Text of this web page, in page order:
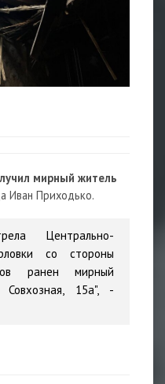
мирный житель
Иван Приходько.
Центрально-
со стороны
ранен мирный
Совхозная, 15а", -